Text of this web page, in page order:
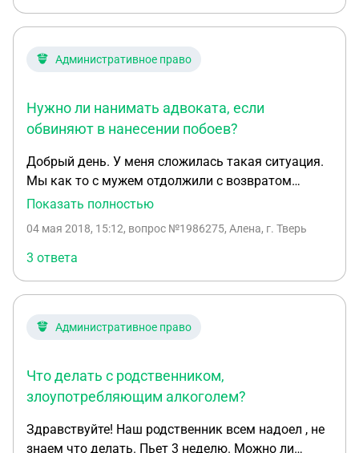
Административное право
Нужно ли нанимать адвоката, если
обвиняют в нанесении побоев?
Добрый день. У меня сложилась такая ситуация.
Мы как то с мужем отдолжили с возвратом
гражданке одной аппарат. Через год мы ей
ответила приезжайте в понедельник и забирайте.
В понедельник позвонили ей договорились на
среду. В среду звоним ей днем она говорит в 6
приезжайте мы приехали она говорит я не отдам
за что от меня получила в ответ. По итогу она на
побои. Я встречное написала и сняла побои.
Теперь онс грозит что она наняла адвоката и я
нанимать адвоката и что мне за это будет?
Показать полностью
04 мая 2018, 15:12, вопрос №1986275, Алена, г. Тверь
3 ответа
Административное право
Что делать с родственником,
злоупотребляющим алкоголем?
Здравствуйте! Наш родственник всем надоел , не
знаем что делать. Пьет 3 неделю. Можно ли